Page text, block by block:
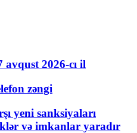
avqust 2026-cı il
zəngi
yeni sanksiyaları
və imkanlar yaradır